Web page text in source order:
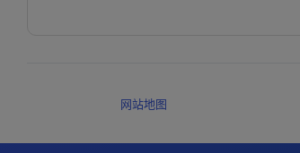
网站地图